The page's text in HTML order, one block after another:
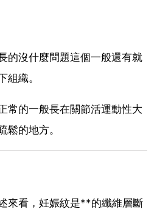
的沒什麼問題這個一般還有就
組織。
常的一般長在關節活運動性大
鬆的地方。
來看，妊娠紋是**的纖維層斷